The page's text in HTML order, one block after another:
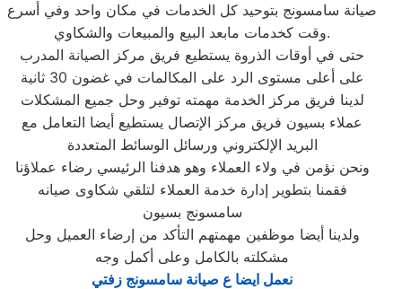
صيانة سامسونج بتوحيد كل الخدمات في مكان واحد وفي أسرع
وقت كخدمات مابعد البيع والمبيعات والشكاوي.
حتى في أوقات الذروة يستطيع فريق مركز الصيانة المدرب
على أعلى مستوى الرد على المكالمات في غضون 30 ثانية
لدينا فريق مركز الخدمة مهمته توفير وحل جميع المشكلات
عملاء بسيون فريق مركز الإتصال يستطيع أيضا التعامل مع
البريد الإلكتروني ورسائل الوسائط المتعددة
ونحن نؤمن في ولاء العملاء وهو هدفنا الرئيسي رضاء عملاؤنا
فقمنا بتطوير إدارة خدمة العملاء لتلقي شكاوى صيانه
سامسونج بسيون
ولدينا أيضا موظفين مهمتهم التأكد من إرضاء العميل وحل
مشكلته بالكامل وعلى أكمل وجه
نعمل ايضا ع صيانة سامسونج زفتي